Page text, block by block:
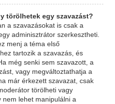
törölhetek egy szavazást?
a szavazásokat is csak a
adminisztrátor szerkesztheti.
menj a téma első
tartozik a szavazás, és
még senki sem szavazott, a
vagy megváltoztathatja a
már érkezett szavazat, csak
törölheti vagy
nem lehet manipulálni a